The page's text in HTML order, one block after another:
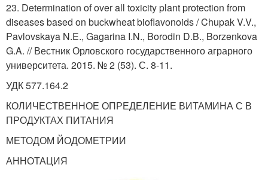
23. Determination of over all toxicity plant protection from
diseases based on buckwheat bioflavonoids / Chupak V.V.,
Pavlovskaya N.E., Gagarina I.N., Borodin D.B., Borzenkova
G.A. // Вестник Орловского государственного аграрного
университета. 2015. № 2 (53). С. 8-11.
УДК 577.164.2
КОЛИЧЕСТВЕННОЕ ОПРЕДЕЛЕНИЕ ВИТАМИНА С В
ПРОДУКТАХ ПИТАНИЯ
МЕТОДОМ ЙОДОМЕТРИИ
АННОТАЦИЯ